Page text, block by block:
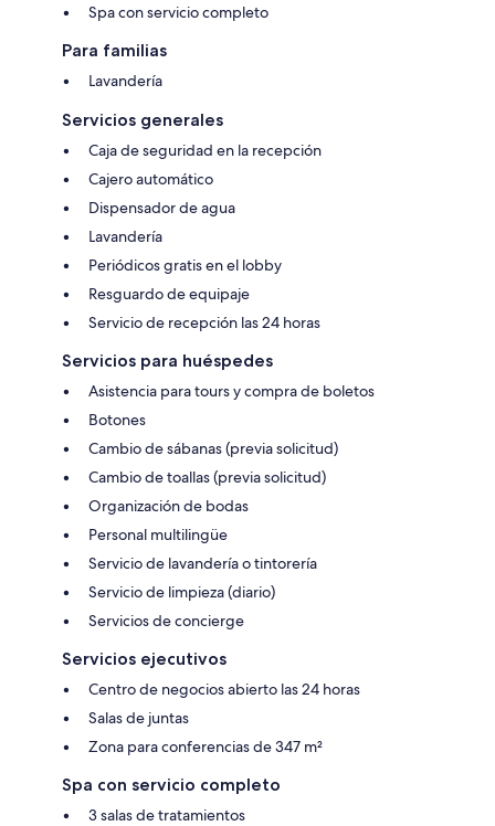
Spa con servicio completo
Para familias
Lavandería
Servicios generales
Caja de seguridad en la recepción
Cajero automático
Dispensador de agua
Lavandería
Periódicos gratis en el lobby
Resguardo de equipaje
Servicio de recepción las 24 horas
Servicios para huéspedes
Asistencia para tours y compra de boletos
Botones
Cambio de sábanas (previa solicitud)
Cambio de toallas (previa solicitud)
Organización de bodas
Personal multilingüe
Servicio de lavandería o tintorería
Servicio de limpieza (diario)
Servicios de concierge
Servicios ejecutivos
Centro de negocios abierto las 24 horas
Salas de juntas
Zona para conferencias de 347 m²
Spa con servicio completo
3 salas de tratamientos